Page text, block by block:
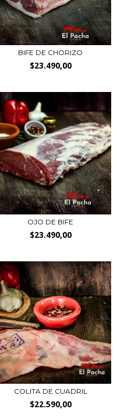
BIFE DE CHORIZO
$23.490,00
OJO DE BIFE
$23.490,00
COLITA DE CUADRIL
$22.590,00